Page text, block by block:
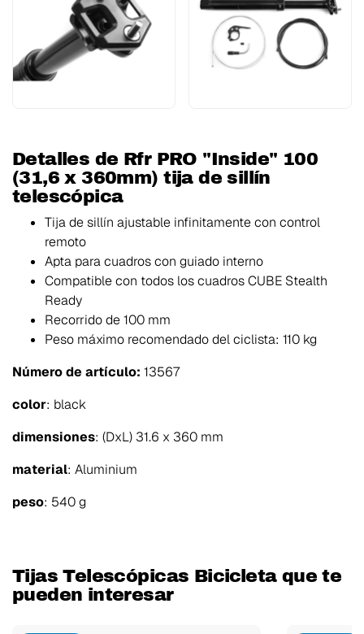
Detalles de Rfr PRO "Inside" 100
(31,6 x 360mm) tija de sillín
telescópica
Tija de sillín ajustable infinitamente con control
remoto
Apta para cuadros con guiado interno
Compatible con todos los cuadros CUBE Stealth
Ready
Recorrido de 100 mm
Peso máximo recomendado del ciclista: 110 kg
Número de artículo: 13567
color: black
dimensiones: (DxL) 31.6 x 360 mm
material: Aluminium
peso: 540 g
Tijas Telescópicas Bicicleta que te
pueden interesar